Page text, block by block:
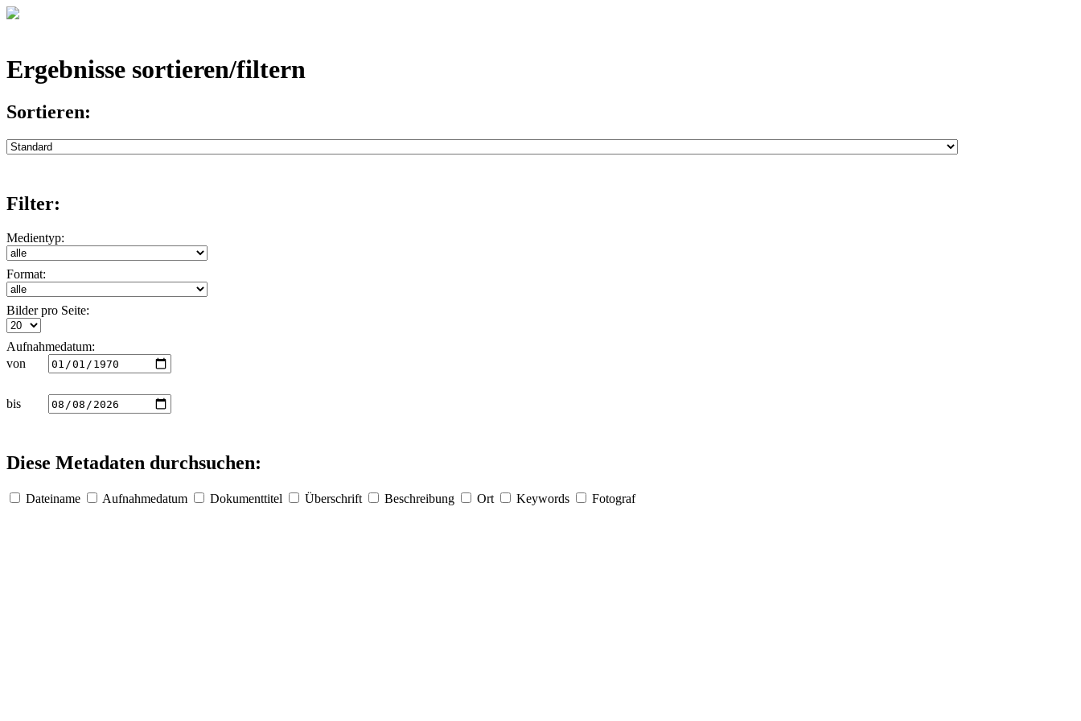
Ergebnisse sortieren/filtern
Sortieren:
Filter:
Medientyp:
Format:
Bilder pro Seite:
Aufnahmedatum:
von
bis
Diese Metadaten durchsuchen:
Dateiname Aufnahmedatum Dokumenttitel Überschrift Beschreibung Ort Keywords Fotograf